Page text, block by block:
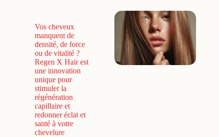
Vos cheveux
manquent de
densité, de force
ou de vitalité ?
Regen X Hair est
une innovation
unique pour
stimuler la
régénération
capillaire et
redonner éclat et
santé à votre
chevelure